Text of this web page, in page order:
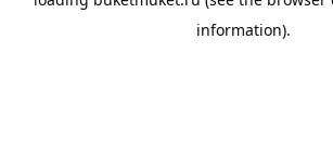
information).